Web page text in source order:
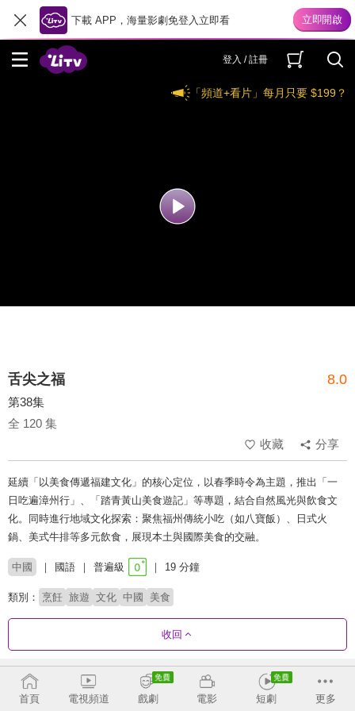
下載 APP，海量影劇免登入立即看
登入 / 註冊
「頻道+看片」每月只要 $199？
舌尖之福 8.0
第38集
全 120 集
收藏
分享
延續「以美食傳遞福建文化」的核心定位，以春季時令為主題，推出「一
日吃遍漳州行」、「踏青黃山美食遊記」等專題，結合自然風光與飲食文
化。同時進行地域文化探索：聚焦福州傳統小吃（如八寶飯）、日式火
鍋、美式牛排等多元飲食，展現本土與國際美食的交融。
中國 國語 普遍級 19 分鐘
類別： 烹飪 旅遊 文化 中國 美食
收回
劇集列表 正序
首頁 電視頻道 戲劇 電影 短劇 更多